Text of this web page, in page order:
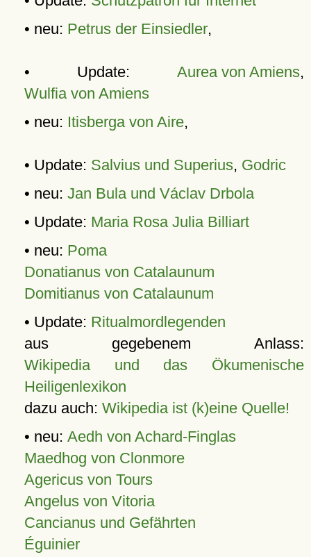
• neu: Petrus der Einsiedler,
• Update: Aurea von Amiens,
Wulfia von Amiens
• neu: Itisberga von Aire,
• Update: Salvius und Superius, Godric
• neu: Jan Bula und Václav Drbola
• Update: Maria Rosa Julia Billiart
• neu: Poma
Donatianus von Catalaunum
Domitianus von Catalaunum
• Update: Ritualmordlegenden
aus gegebenem Anlass:
Wikipedia und das Ökumenische
Heiligenlexikon
dazu auch: Wikipedia ist (k)eine Quelle!
• neu: Aedh von Achard-Finglas
Maedhog von Clonmore
Agericus von Tours
Angelus von Vitoria
Cancianus und Gefährten
Éguinier